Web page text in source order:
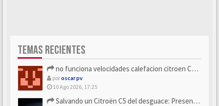
TEMAS RECIENTES
no funciona velocidades calefacion citroen C5 x7
poroscar pv
10 Ago 2026, 17:25
Salvando un Citroën C5 del desguace: Presentación y seguimiento